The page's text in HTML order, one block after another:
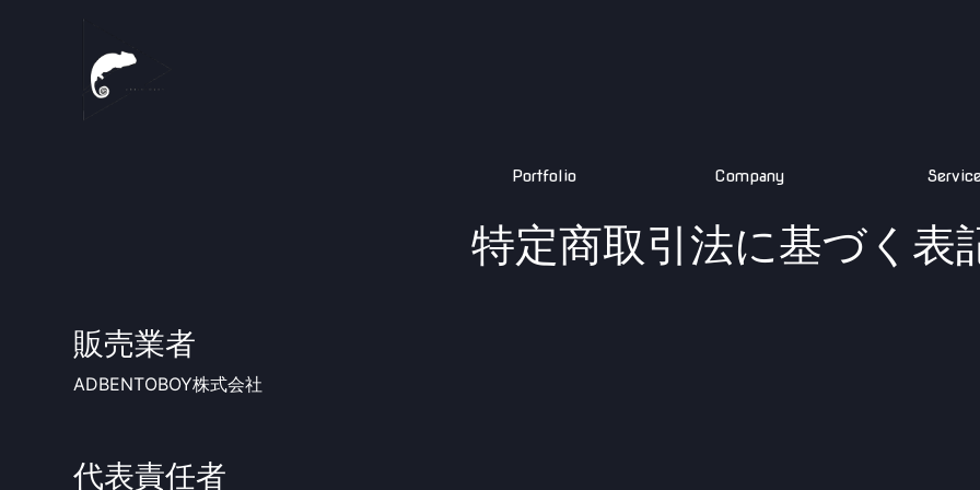
Portfolio Company
特定商取引法に基づく表
販売業者
ADBENTOBOY株式会社
代表責任者